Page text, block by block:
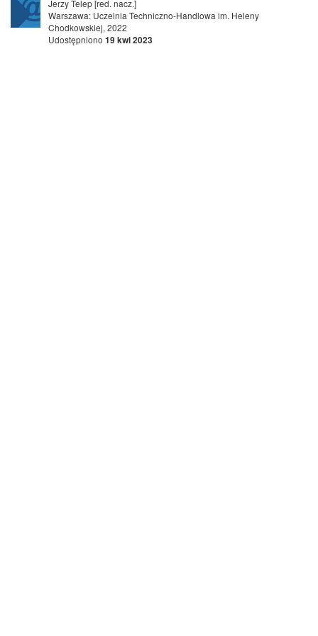
Jerzy Telep [red. nacz.]
Warszawa: Uczelnia Techniczno-Handlowa im. Heleny
Chodkowskiej, 2022
Udostępniono 19 kwi 2023